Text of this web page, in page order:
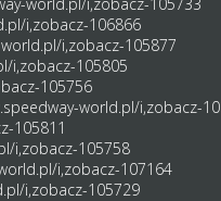
i,zobacz-106866
i,zobacz-105877
i,zobacz-105805
105756
world.pl/i,zobacz-
105811
i,zobacz-105758
i,zobacz-107164
i,zobacz-105729